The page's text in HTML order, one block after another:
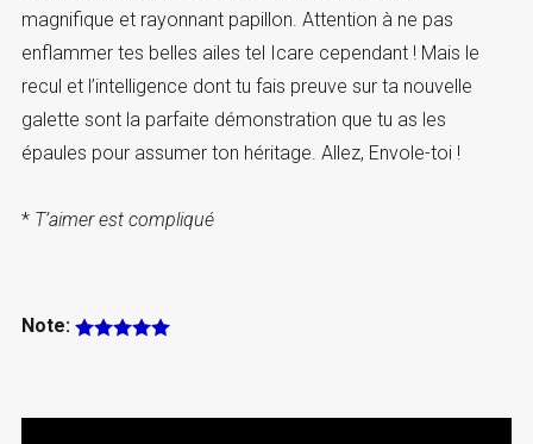
magnifique et rayonnant papillon. Attention à ne pas
enflammer tes belles ailes tel Icare cependant ! Mais le
recul et l’intelligence dont tu fais preuve sur ta nouvelle
galette sont la parfaite démonstration que tu as les
épaules pour assumer ton héritage. Allez, Envole-toi !
* T’aimer est compliqué
Note: